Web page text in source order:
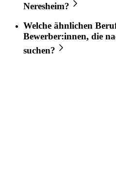
Neresheim?
Welche ähnlichen
Bewerber:innen, die
suchen?